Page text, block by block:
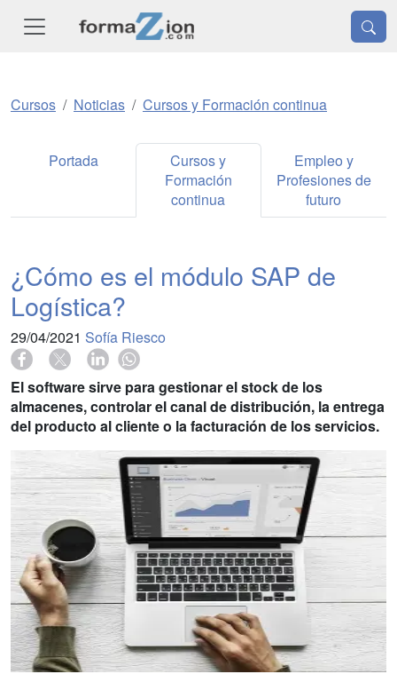
Cursos Noticias Cursos y Formación continua
Portada
Cursos y
Formación
continua
Empleo y
Profesiones de
futuro
¿Cómo es el módulo SAP de
Logística?
29/04/2021 Sofía Riesco
El software sirve para gestionar el stock de los
almacenes, controlar el canal de distribución, la entrega
del producto al cliente o la facturación de los servicios.